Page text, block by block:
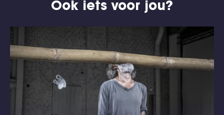
Ook iets voor jou?